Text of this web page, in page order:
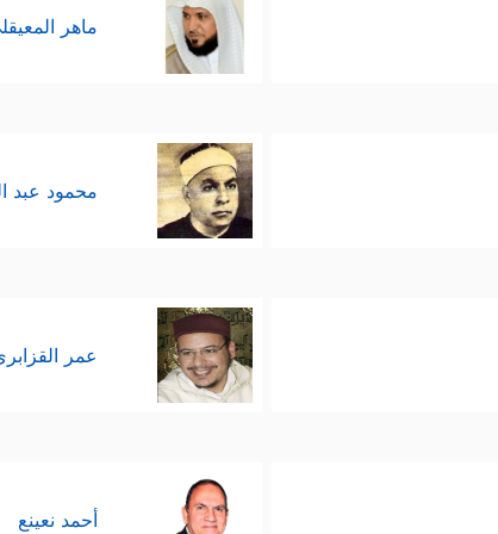
ونحوهم؛ فإن تشويهَ الدين هو أحد أسباب
سينقسمون قسمة واحدة وبمعيارٍ
ٱخۡتَصَمُواْ فِی رَبِّهِمۡۖ فَٱلَّذِینَ
یُصۡهَرُ بِهِۦ مَا فِی بُطُونِهِمۡ وَٱلۡجُلُودُ
جَنَّـٰتࣲ تَجۡرِی مِن تَحۡتِهَا ٱلۡأَنۡهَـٰرُ
ماهر
محمود عبد
عمر
أحمد نعينع